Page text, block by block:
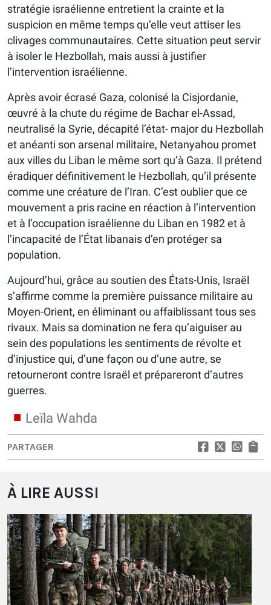
stratégie israélienne entretient la crainte et la
suspicion en même temps qu’elle veut attiser les
clivages communautaires. Cette situation peut servir
à isoler le Hezbollah, mais aussi à justifier
l’intervention israélienne.
Après avoir écrasé Gaza, colonisé la Cisjordanie,
œuvré à la chute du régime de Bachar el-Assad,
neutralisé la Syrie, décapité l’état- major du Hezbollah
et anéanti son arsenal militaire, Netanyahou promet
aux villes du Liban le même sort qu’à Gaza. Il prétend
éradiquer définitivement le Hezbollah, qu’il présente
comme une créature de l’Iran. C’est oublier que ce
mouvement a pris racine en réaction à l’intervention
et à l’occupation israélienne du Liban en 1982 et à
l’incapacité de l’État libanais d’en protéger sa
population.
Aujourd’hui, grâce au soutien des États-Unis, Israël
s’affirme comme la première puissance militaire au
Moyen-Orient, en éliminant ou affaiblissant tous ses
rivaux. Mais sa domination ne fera qu’aiguiser au
sein des populations les sentiments de révolte et
d’injustice qui, d’une façon ou d’une autre, se
retourneront contre Israël et prépareront d’autres
guerres.
Leïla Wahda
PARTAGER
À LIRE AUSSI